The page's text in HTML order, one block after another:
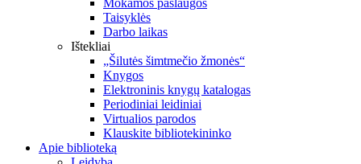
Mokamos paslaugos
Taisyklės
Darbo laikas
Ištekliai
„Šilutės šimtmečio žmonės“
Knygos
Elektroninis knygų katalogas
Periodiniai leidiniai
Virtualios parodos
Klauskite bibliotekininko
Apie biblioteką